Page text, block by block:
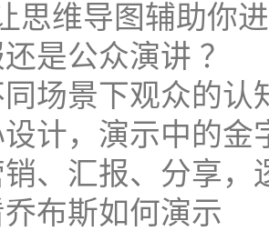
思维导图辅助你
是公众演讲 ？
同场景下观众的认
计，演示中的金
销、汇报、分享
乔布斯如何演示